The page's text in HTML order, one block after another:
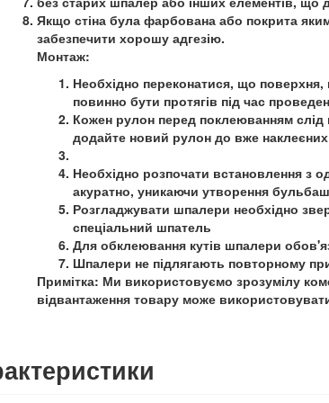
Якщо стіна була фарбована або покрита
забезпечити хорошу адгезію.
Монтаж:
Необхідно переконатися, що
повинно бути протягів під час
Кожен рулон перед поклеюванням слід
додайте новий рулон до вже наклеєних
Необхідно розпочати встановлення з
акуратно, уникаючи утворення
Розгладжувати шпалери необхідно
спеціальний шпатель
Для обклеювання кутів шпалери
Шпалери не підлягають повторному
Примітка: Ми використовуємо зрозумілу
відвантаження товару може